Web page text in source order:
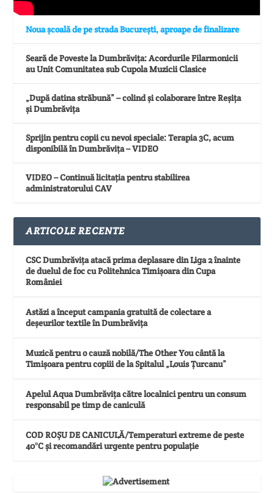
Noua școală de pe strada București, aproape de finalizare
Seară de Poveste la Dumbrăvița: Acordurile Filarmonicii
au Unit Comunitatea sub Cupola Muzicii Clasice
„După datina străbună” – colind și colaborare între Reșița
și Dumbrăvița
Sprijin pentru copii cu nevoi speciale: Terapia 3C, acum
disponibilă în Dumbrăvița – VIDEO
VIDEO – Continuă licitația pentru stabilirea
administratorului CAV
ARTICOLE RECENTE
CSC Dumbrăvița atacă prima deplasare din Liga 2 înainte
de duelul de foc cu Politehnica Timișoara din Cupa
României
Astăzi a început campania gratuită de colectare a
deșeurilor textile în Dumbrăvița
Muzică pentru o cauză nobilă/The Other You cântă la
Timișoara pentru copiii de la Spitalul „Louis Țurcanu”
Apelul Aqua Dumbrăvița către localnici pentru un consum
responsabil pe timp de caniculă
COD ROȘU DE CANICULĂ/Temperaturi extreme de peste
40°C și recomandări urgente pentru populație